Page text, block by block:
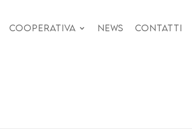
COOPERATIVA NEWS CONTATTI